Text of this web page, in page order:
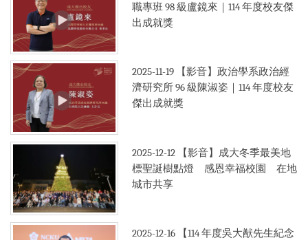
2020年
2019年
職專班 98 級盧鏡來｜114 年度校友傑
出成就獎
2025-11-19
【影音】政治學系政治經
濟研究所 96 級陳淑姿｜114 年度校友
傑出成就獎
2025-12-12
【影音】成大冬季最美地
標聖誕樹點燈 感恩幸福校園 在地
城市共享
2025-12-16
【114 年度吳大猷先生紀念